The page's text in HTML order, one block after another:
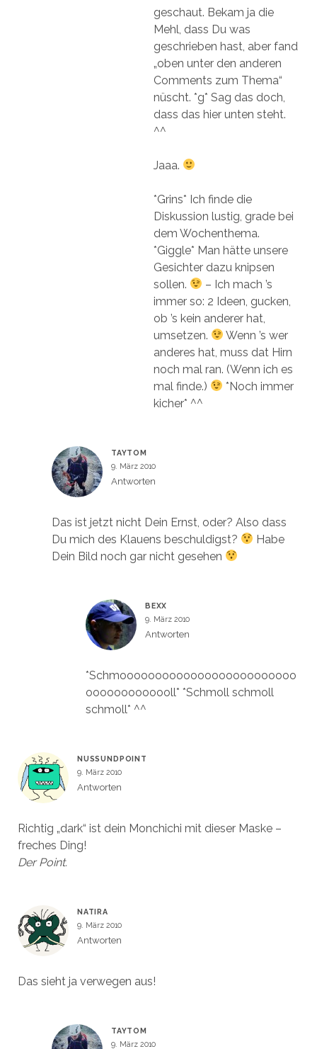
geschaut. Bekam ja die
Mehl, dass Du was
geschrieben hast, aber fand
„oben unter den anderen
Comments zum Thema“
nüscht. *g* Sag das doch,
dass das hier unten steht.
^^
Jaaa.
*Grins* Ich finde die
Diskussion lustig, grade bei
dem Wochenthema.
*Giggle* Man hätte unsere
Gesichter dazu knipsen
sollen.
– Ich mach ’s
immer so: 2 Ideen, gucken,
ob ’s kein anderer hat,
umsetzen.
Wenn ’s wer
anderes hat, muss dat Hirn
noch mal ran. (Wenn ich es
mal finde.)
*Noch immer
kicher* ^^
TAYTOM
9. März 2010
Antworten
Das ist jetzt nicht Dein Ernst, oder? Also dass
Du mich des Klauens beschuldigst?
Habe
Dein Bild noch gar nicht gesehen
BEXX
9. März 2010
Antworten
*Schmooooooooooooooooooooooooo
ooooooooooooll* *Schmoll schmoll
schmoll* ^^
NUSSUNDPOINT
9. März 2010
Antworten
Richtig „dark“ ist dein Monchichi mit dieser Maske –
freches Ding!
Der Point.
NATIRA
9. März 2010
Antworten
Das sieht ja verwegen aus!
TAYTOM
9. März 2010